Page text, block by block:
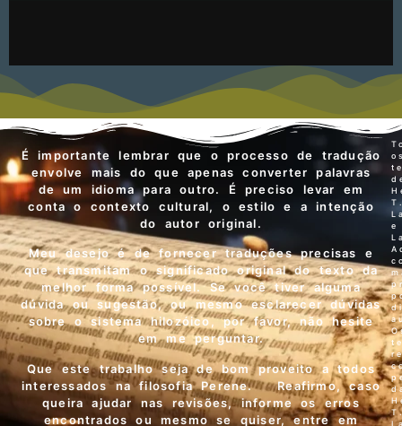
É importante lembrar que o processo de tradução
envolve mais do que apenas converter palavras
de um idioma para outro. É preciso levar em
conta o contexto cultural, o estilo e a intenção
do autor original.
Meu desejo é de fornecer traduções precisas e
que transmitam o significado original do texto da
melhor forma possível. Se você tiver alguma
dúvida ou sugestão, ou mesmo esclarecer dúvidas
sobre o sistema hilozóico, por favor, não hesite
em me perguntar.
Que este trabalho seja de bom proveito a todos
interessados na filosofia Perene. Reafirmo, caso
queira ajudar nas revisões, informe os erros
encontrados ou mesmo se quiser, entre em
e